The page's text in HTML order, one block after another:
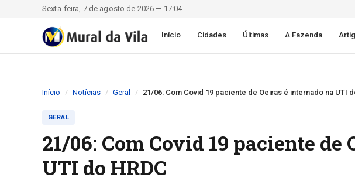
Sexta-feira, 7 de agosto de 2026 — 17:04
Início Cidades Últimas A Fazenda
Início Notícias Geral 21/06: Com Covid 19 paciente de Oeiras é internado na UTI
GERAL
21/06: Com Covid 19 paciente
UTI do HRDC